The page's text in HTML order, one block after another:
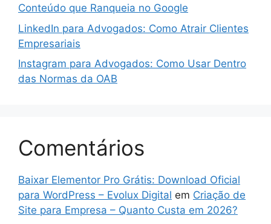
Conteúdo que Ranqueia no Google
LinkedIn para Advogados: Como Atrair Clientes
Empresariais
Instagram para Advogados: Como Usar Dentro
das Normas da OAB
Comentários
Baixar Elementor Pro Grátis: Download Oficial
para WordPress – Evolux Digital em Criação de
Site para Empresa – Quanto Custa em 2026?